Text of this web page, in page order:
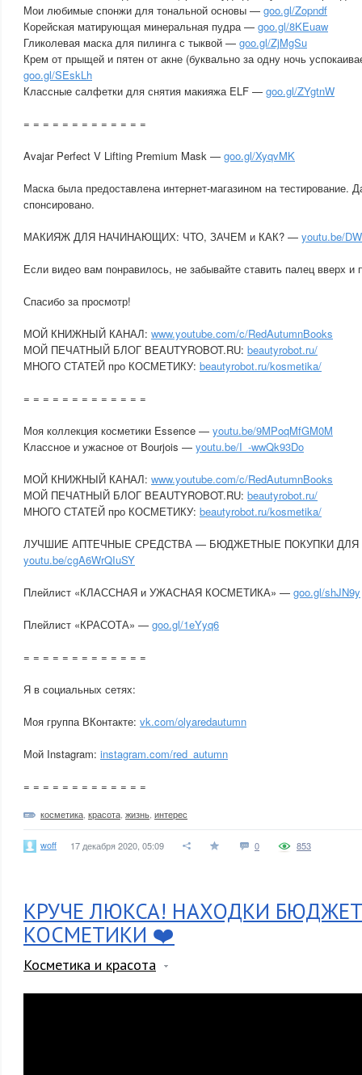
Мои любимые спонжи для тональной основы — goo.gl/Zopndf
Корейская матирующая минеральная пудра — goo.gl/8KEuaw
Гликолевая маска для пилинга с тыквой — goo.gl/ZjMgSu
Крем от прыщей и пятен от акне (буквально за одну ночь
goo.gl/SEskLh
Классные салфетки для снятия макияжа ELF — goo.gl/ZYgtnW
= = = = = = = = = = = = =
Avajar Perfect V Lifting Premium Mask — goo.gl/XyqvMK
Маска была предоставлена интернет-магазином на тестирование.
спонсировано.
МАКИЯЖ ДЛЯ НАЧИНАЮЩИХ: ЧТО, ЗАЧЕМ и КАК? — youtu.be/
Если видео вам понравилось, не забывайте ставить палец вверх и
Спасибо за просмотр!
МОЙ КНИЖНЫЙ КАНАЛ: www.youtube.com/c/RedAutumnBooks
МОЙ ПЕЧАТНЫЙ БЛОГ BEAUTYROBOT.RU: beautyrobot.ru/
МНОГО СТАТЕЙ про КОСМЕТИКУ: beautyrobot.ru/kosmetika/
= = = = = = = = = = = = =
Моя коллекция косметики Essence — youtu.be/9MPoqMfGM0M
Классное и ужасное от Bourjois — youtu.be/I_-wwQk93Do
МОЙ КНИЖНЫЙ КАНАЛ: www.youtube.com/c/RedAutumnBooks
МОЙ ПЕЧАТНЫЙ БЛОГ BEAUTYROBOT.RU: beautyrobot.ru/
МНОГО СТАТЕЙ про КОСМЕТИКУ: beautyrobot.ru/kosmetika/
ЛУЧШИЕ АПТЕЧНЫЕ СРЕДСТВА — БЮДЖЕТНЫЕ ПОКУПКИ
youtu.be/cgA6WrQIuSY
Плейлист «КЛАССНАЯ и УЖАСНАЯ КОСМЕТИКА» — goo.gl/shJN9y
Плейлист «КРАСОТА» — goo.gl/1eYyq6
= = = = = = = = = = = = =
Я в социальных сетях:
Моя группа ВКонтакте: vk.com/olyaredautumn
Мой Instagram: instagram.com/red_autumn
= = = = = = = = = = = = =
косметика красота жизнь интерес
woff 17 декабря 2020, 05:09 0 853
КРУЧЕ ЛЮКСА! НАХОДКИ
КОСМЕТИКИ ❤️
Косметика и красота